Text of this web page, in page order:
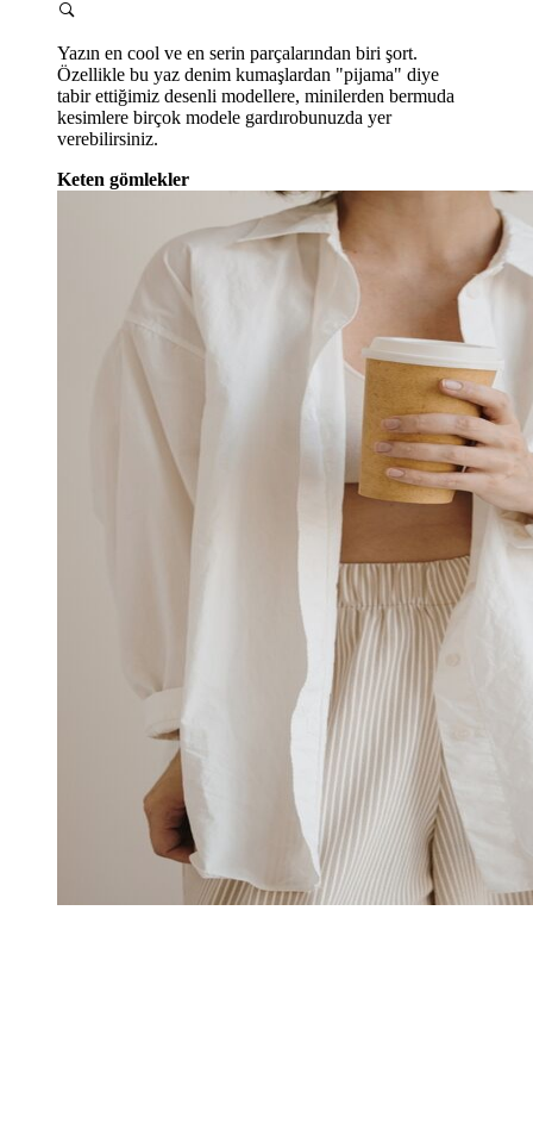
Yazın en cool ve en serin parçalarından biri şort.
Özellikle bu yaz denim kumaşlardan "pijama" diye
tabir ettiğimiz desenli modellere, minilerden bermuda
kesimlere birçok modele gardırobunuzda yer
verebilirsiniz.
Keten gömlekler